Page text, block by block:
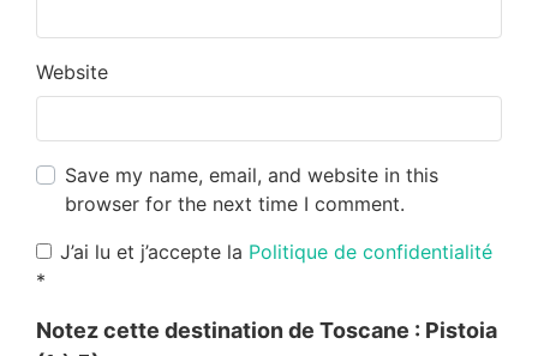
Website
Save my name, email, and website in this
browser for the next time I comment.
J’ai lu et j’accepte la Politique de confidentialité
*
Notez cette destination de Toscane : Pistoia